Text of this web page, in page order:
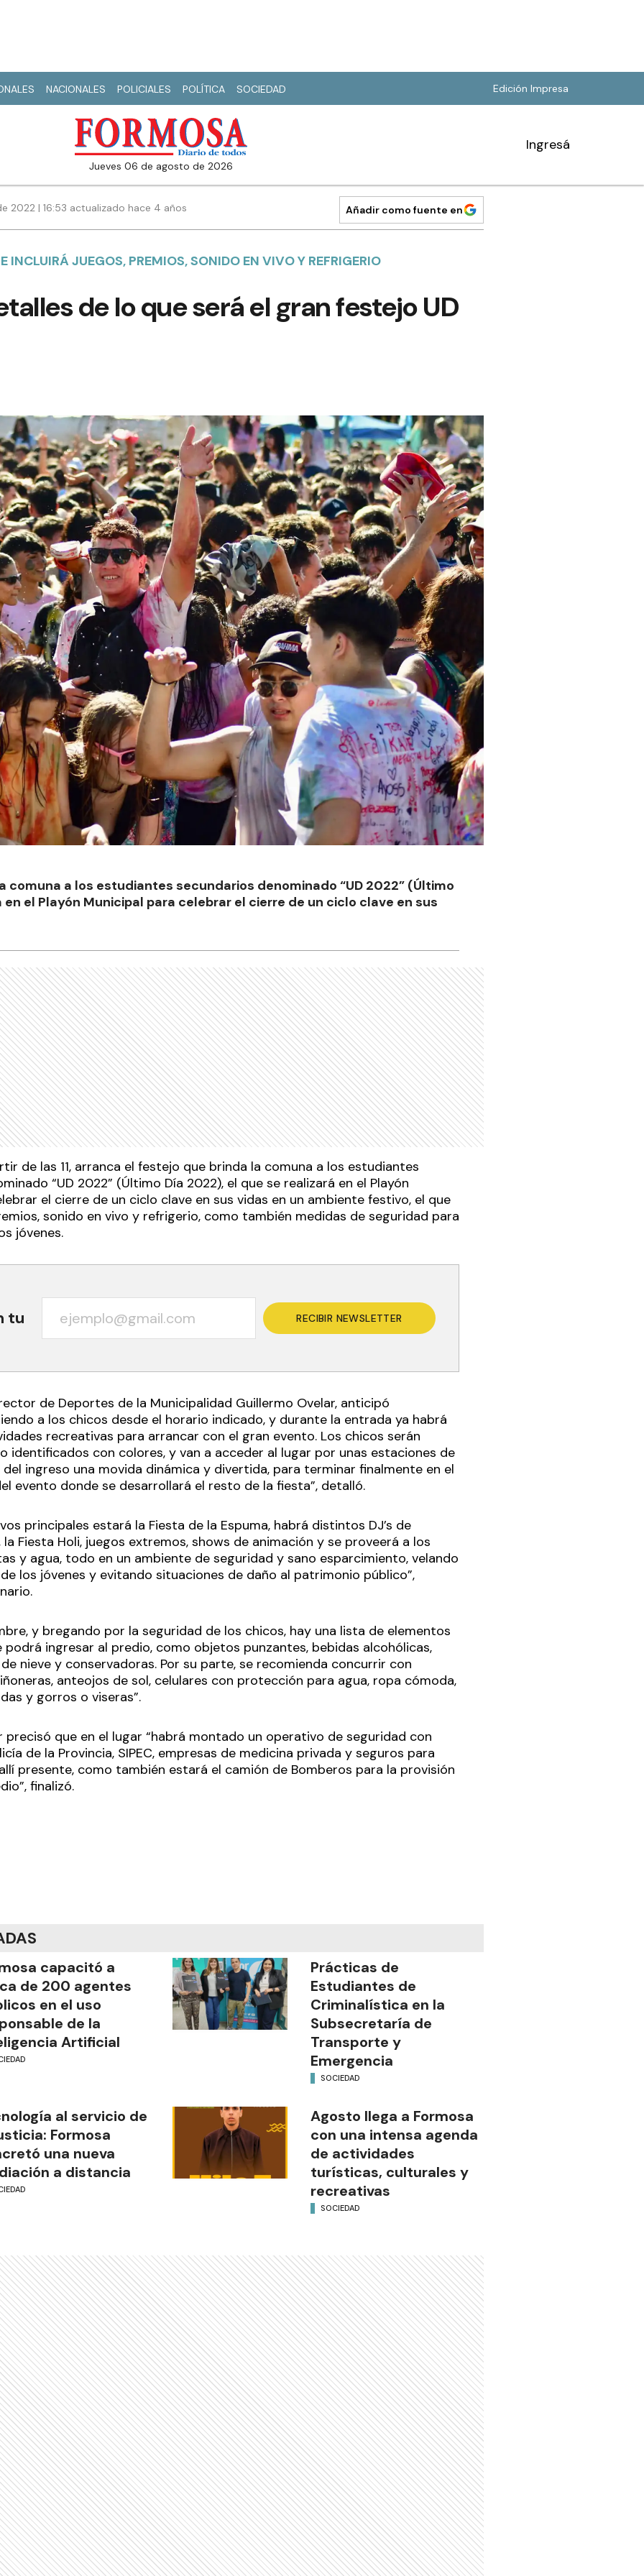
NACIONALES POLICIALES POLÍTICA SOCIEDAD Edición Impresa
jueves 06 de agosto de 2026
Ingresá
2022 | 16:53 actualizado hace 4 años Añadir como fuente en
INCLUIRÁ JUEGOS, PREMIOS, SONIDO EN VIVO Y REFRIGERIO
de lo que será el gran festejo UD
comuna a los estudiantes secundarios denominado “UD 2022” (Último
en el Playón Municipal para celebrar el cierre de un ciclo clave en sus
de las 11, arranca el festejo que brinda la comuna a los estudiantes
“UD 2022” (Último Día 2022), el que se realizará en el Playón
el cierre de un ciclo clave en sus vidas en un ambiente festivo, el que
sonido en vivo y refrigerio, como también medidas de seguridad para
jóvenes.
tu RECIBIR NEWSLETTER
de Deportes de la Municipalidad Guillermo Ovelar, anticipó
a los chicos desde el horario indicado, y durante la entrada ya habrá
recreativas para arrancar con el gran evento. Los chicos serán
identificados con colores, y van a acceder al lugar por unas estaciones de
ingreso una movida dinámica y divertida, para terminar finalmente en el
evento donde se desarrollará el resto de la fiesta”, detalló.
principales estará la Fiesta de la Espuma, habrá distintos DJ’s de
Fiesta Holi, juegos extremos, shows de animación y se proveerá a los
y agua, todo en un ambiente de seguridad y sano esparcimiento, velando
los jóvenes y evitando situaciones de daño al patrimonio público”,
y bregando por la seguridad de los chicos, hay una lista de elementos
podrá ingresar al predio, como objetos punzantes, bebidas alcohólicas,
nieve y conservadoras. Por su parte, se recomienda concurrir con
anteojos de sol, celulares con protección para agua, ropa cómoda,
y gorros o viseras”.
precisó que en el lugar “habrá montado un operativo de seguridad con
de la Provincia, SIPEC, empresas de medicina privada y seguros para
presente, como también estará el camión de Bomberos para la provisión
finalizó.
capacitó a
de 200 agentes
en el uso
de la
Artificial
Prácticas de
Estudiantes de
Criminalística en la
Subsecretaría de
Transporte y
Emergencia
SOCIEDAD
al servicio de
Formosa
una nueva
a distancia
Agosto llega a Formosa
con una intensa agenda
de actividades
turísticas, culturales y
recreativas
SOCIEDAD